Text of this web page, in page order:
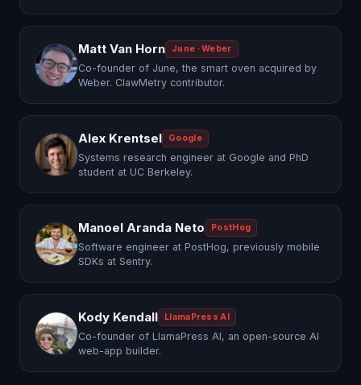
Matt Van Horn June · Weber
Co-founder of June, the smart oven acquired by
Weber. ClawMetry contributor.
Alex Krentsel Google
Systems research engineer at Google and PhD
student at UC Berkeley.
Manoel Aranda Neto PostHog
Software engineer at PostHog, previously mobile
SDKs at Sentry.
Kody Kendall LlamaPress AI
Co-founder of LlamaPress AI, an open-source AI
web-app builder.